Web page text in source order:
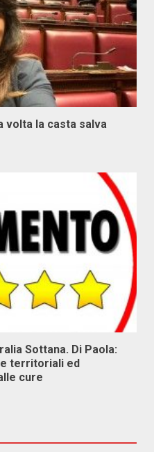
volta la casta salva
Sottana. Di Paola:
territoriali ed
cure